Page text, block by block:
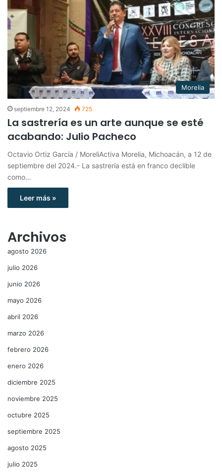
Morelia
septiembre 12, 2024 725
La sastrería es un arte aunque se esté
acabando: Julio Pacheco
Octavio Ortiz García / MoreliActiva Morelia, Michoacán, a 12 de
septiembre del 2024.- La sastrería está en franco declible
como…
Leer más »
Archivos
agosto 2026
julio 2026
junio 2026
mayo 2026
abril 2026
marzo 2026
febrero 2026
enero 2026
diciembre 2025
noviembre 2025
octubre 2025
septiembre 2025
agosto 2025
julio 2025